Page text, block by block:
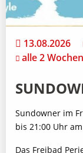
13.08.2026
alle 2
Sundowner im
bis 21:00 Uhr
Das Freibad